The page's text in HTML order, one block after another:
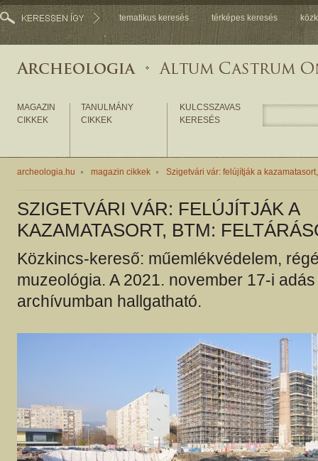
tematikus keresés térképes keresés
MAGAZIN
CIKKEK
TANULMÁNY
CIKKEK
KULCSSZAVAS
KERESÉS
archeologia.hu magazin cikkek Szigetvári vár: felújítják a
SZIGETVÁRI VÁR: FELÚJÍTJÁK A
KAZAMATASORT, BTM:
Közkincs-kereső: műemlékvédelem,
muzeológia. A 2021. november 17-i
archívumban hallgatható.